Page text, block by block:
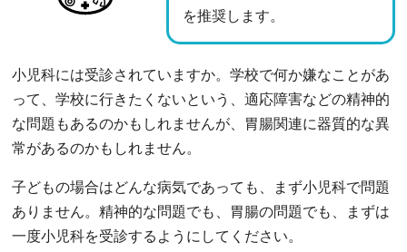
を推奨します。
小児科には受診されていますか。学校で何か嫌なことがあ
って、学校に行きたくないという、適応障害などの精神的
な問題もあるのかもしれませんが、胃腸関連に器質的な異
常があるのかもしれません。
子どもの場合はどんな病気であっても、まず小児科で問題
ありません。精神的な問題でも、胃腸の問題でも、まずは
一度小児科を受診するようにしてください。